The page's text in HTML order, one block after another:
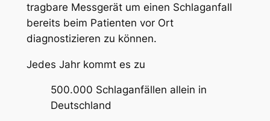
tragbare Messgerät um einen Schlaganfall
bereits beim Patienten vor Ort
diagnostizieren zu können.
Jedes Jahr kommt es zu
500.000 Schlaganfällen allein in
Deutschland